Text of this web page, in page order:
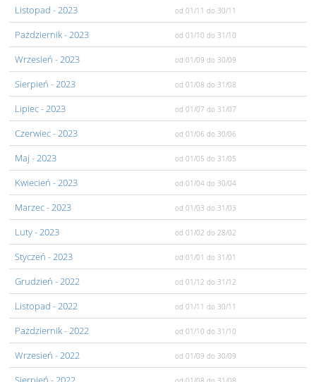
Listopad - 2023 od 01/11 do 30/11
Pażdziernik- 2023 od 01/10 do 31/10
Wrzesień - 2023 od 01/09 do 30/09
Sierpień - 2023 od 01/08 do 31/08
Lipiec- 2023 od 01/07 do 31/07
Czerwiec- 2023 od 01/06 do 30/06
Maj - 2023 od 01/05 do 31/05
Kwiecień - 2023 od 01/04 do 30/04
Marzec- 2023 od 01/03 do 31/03
Luty- 2023 od 01/02 do 28/02
Styczeń - 2023 od 01/01 do 31/01
Grudzień - 2022 od 01/12 do 31/12
Listopad - 2022 od 01/11 do 30/11
Pażdziernik- 2022 od 01/10 do 31/10
Wrzesień - 2022 od 01/09 do 30/09